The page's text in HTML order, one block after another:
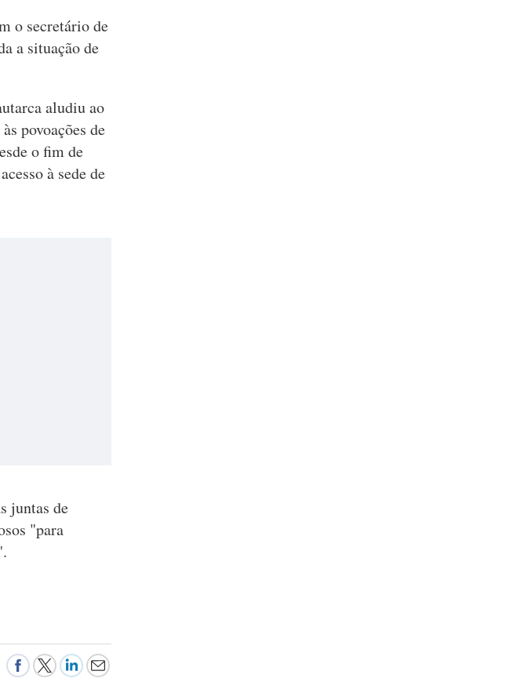
o secretário de
a situação de
aludiu ao
povoações de
o fim de
à sede de
juntas de
"para